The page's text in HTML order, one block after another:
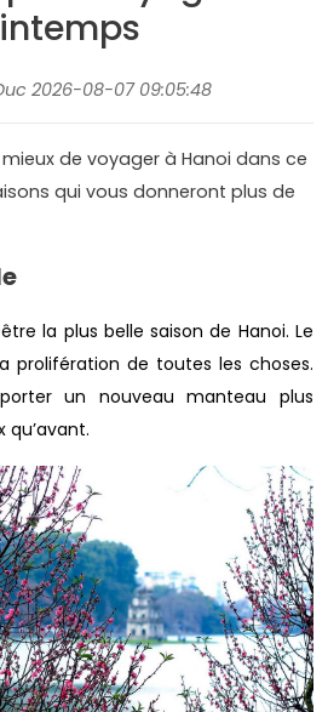
2026-08-07 09:05:48
mieux de voyager à Hanoi dans ce
qui vous donneront plus de
la plus belle saison de Hanoi. Le
prolifération de toutes les choses.
un nouveau manteau plus
qu’avant.